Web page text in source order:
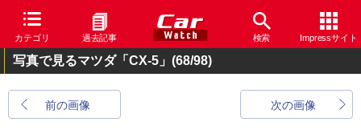
カテゴリ 過去記事 検索 Impressサイト
写真で見るマツダ「CX-5」 (68/98)
前の画像 次の画像